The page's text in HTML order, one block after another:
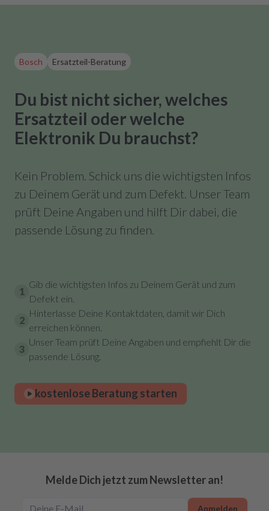
Bosch Ersatzteil-Beratung
Du bist nicht sicher, welches
Ersatzteil oder welche
Elektronik Du brauchst?
Kein Problem. Schick uns die wichtigsten Infos
zu Deinem Gerät und zum Defekt. Unser Team
prüft Deine Angaben und hilft Dir dabei, die
passende Lösung zu finden.
1
Gib die wichtigsten Infos zu Deinem Gerät und zum
Defekt ein.
2
Hinterlasse Deine Kontaktdaten, damit wir Dich
erreichen können.
3
Unser Team prüft Deine Angaben und empfiehlt Dir die
passende Lösung.
kostenlose Beratung starten
Melde Dich jetzt zum Newsletter an!
Anmelden